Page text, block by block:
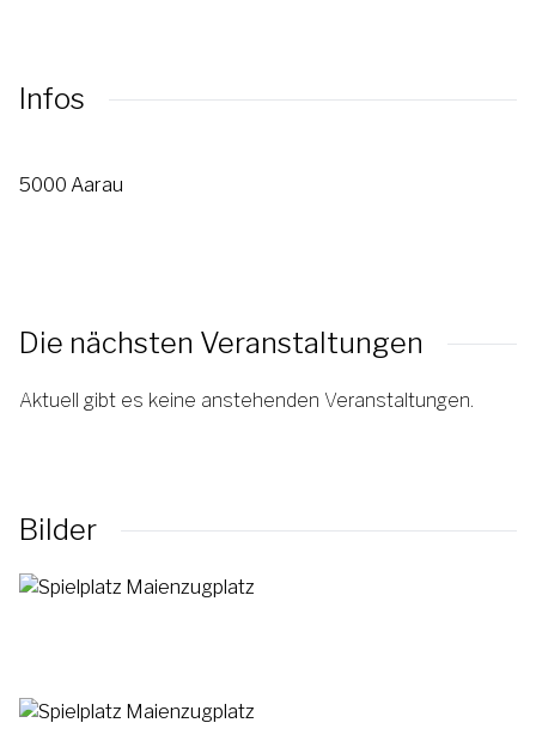
Infos
5000 Aarau
Die nächsten Veranstaltungen
Aktuell gibt es keine anstehenden Veranstaltungen.
Bilder